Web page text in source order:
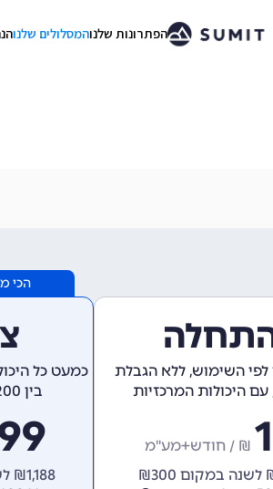
הפתרונות שלנוהמסלולים שלנו